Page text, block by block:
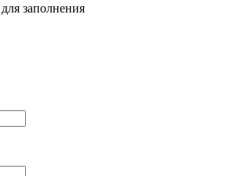
заполнения